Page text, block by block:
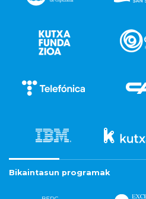
Bikaintasun programak